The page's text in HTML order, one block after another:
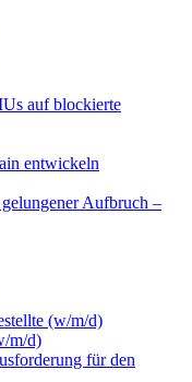
auf blockierte
entwickeln
Aufbruch –
(w/m/d)
m/d)
für den